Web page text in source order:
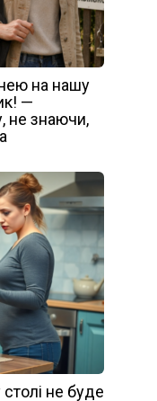
на нашу
—
не знаючи,
не буде